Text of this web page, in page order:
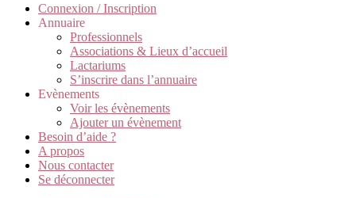
Connexion / Inscription
Annuaire
Professionnels
Associations & Lieux d’accueil
Lactariums
S’inscrire dans l’annuaire
Evènements
Voir les évènements
Ajouter un évènement
Besoin d’aide ?
A propos
Nous contacter
Se déconnecter